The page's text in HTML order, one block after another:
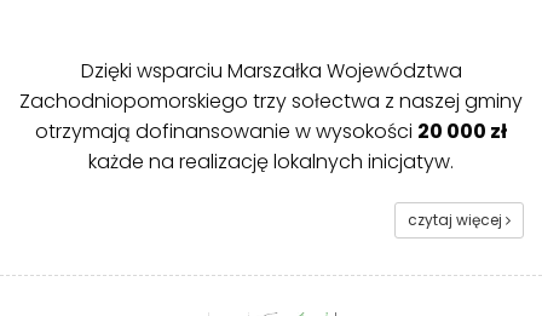
Dzięki wsparciu Marszałka Województwa
Zachodniopomorskiego trzy sołectwa z naszej gminy
otrzymają dofinansowanie w wysokości 20 000 zł
każde na realizację lokalnych inicjatyw.
czytaj więcej